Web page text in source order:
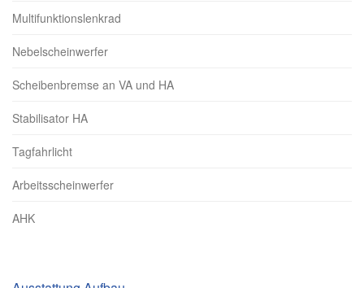
Multifunktionslenkrad
Nebelscheinwerfer
Scheibenbremse an VA und HA
Stabilisator HA
Tagfahrlicht
Arbeitsscheinwerfer
AHK